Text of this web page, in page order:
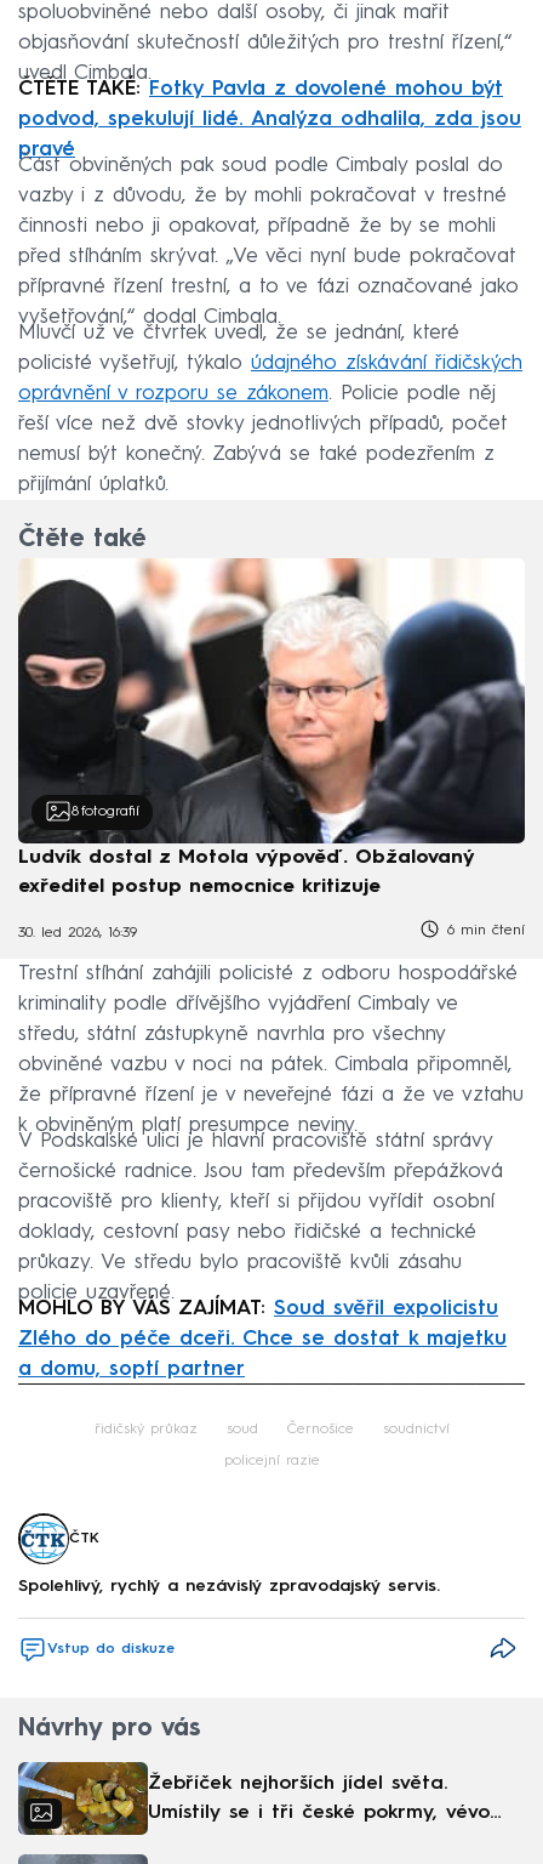
spoluobviněné nebo další osoby, či jinak mařit
objasňování skutečností důležitých pro trestní řízení,“
uvedl Cimbala.
ČTĚTE TAKÉ:
Fotky Pavla z dovolené mohou být
podvod, spekulují lidé. Analýza odhalila, zda jsou
pravé
Část obviněných pak soud podle Cimbaly poslal do
vazby i z důvodu, že by mohli pokračovat v trestné
činnosti nebo ji opakovat, případně že by se mohli
před stíháním skrývat. „Ve věci nyní bude pokračovat
přípravné řízení trestní, a to ve fázi označované jako
vyšetřování,“ dodal Cimbala.
Mluvčí už ve čtvrtek uvedl, že se jednání, které
policisté vyšetřují, týkalo údajného získávání řidičských
oprávnění v rozporu se zákonem. Policie podle něj
řeší více než dvě stovky jednotlivých případů, počet
nemusí být konečný. Zabývá se také podezřením z
přijímání úplatků.
Čtěte také
8 fotografií
Ludvík dostal z Motola výpověď. Obžalovaný
exředitel postup nemocnice kritizuje
30. led 2026, 16:39 6 min čtení
Trestní stíhání zahájili policisté z odboru hospodářské
kriminality podle dřívějšího vyjádření Cimbaly ve
středu, státní zástupkyně navrhla pro všechny
obviněné vazbu v noci na pátek. Cimbala připomněl,
že přípravné řízení je v neveřejné fázi a že ve vztahu
k obviněným platí presumpce neviny.
V Podskalské ulici je hlavní pracoviště státní správy
černošické radnice. Jsou tam především přepážková
pracoviště pro klienty, kteří si přijdou vyřídit osobní
doklady, cestovní pasy nebo řidičské a technické
průkazy. Ve středu bylo pracoviště kvůli zásahu
policie uzavřené.
MOHLO BY VÁS ZAJÍMAT: Soud svěřil expolicistu
Zlého do péče dceři. Chce se dostat k majetku
a domu, soptí partner
řidičský průkaz soud Černošice soudnictví
policejní razie
ČTK
Spolehlivý, rychlý a nezávislý zpravodajský servis.
Vstup do diskuze
Návrhy pro vás
Žebříček nejhorších jídel světa.
Umístily se i tři české pokrmy, vévodí